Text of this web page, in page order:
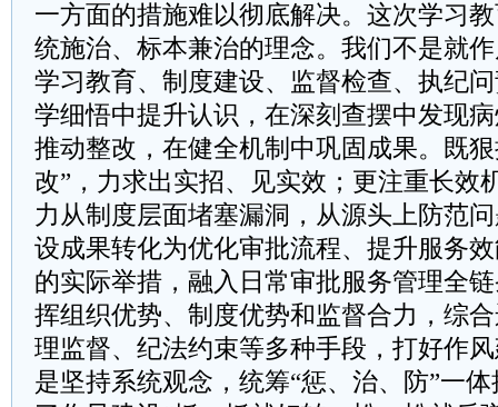
一方面的措施难以彻底解决。这次学习
统施治、标本兼治的理念。我们不是就
学习教育、制度建设、监督检查、执纪
学细悟中提升认识，在深刻查摆中发现
推动整改，在健全机制中巩固成果。既
改”，力求出实招、见实效；更注重长效
力从制度层面堵塞漏洞，从源头上防范
设成果转化为优化审批流程、提升服务
的实际举措，融入日常审批服务管理全
挥组织优势、制度优势和监督合力，综
理监督、纪法约束等多种手段，打好作
是坚持系统观念，统筹“惩、治、防”一